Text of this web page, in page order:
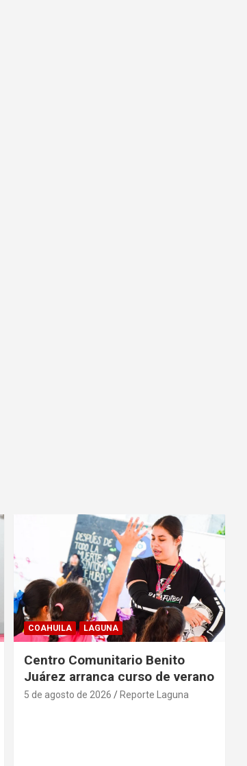
COAHUILA LAGUNA
Centro Comunitario Benito
Juárez arranca curso de verano
5 de agosto de 2026 Reporte Laguna